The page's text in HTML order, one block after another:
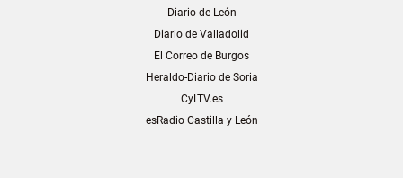
Diario de León
Diario de Valladolid
El Correo de Burgos
Heraldo-Diario de Soria
CyLTV.es
esRadio Castilla y León